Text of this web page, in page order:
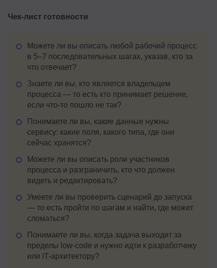
Чек-лист готовности
Можете ли вы описать любой рабочий процесс
в 5–7 последовательных шагах, указав, кто за
что отвечает?
Знаете ли вы, кто является владельцем
процесса — то есть кто принимает решение,
если что-то пошло не так?
Понимаете ли вы, какие данные нужны
сервису: какие поля, какого типа, где они
сейчас хранятся?
Можете ли вы описать роли участников
процесса и разграничить, кто что должен
видеть и редактировать?
Умеете ли вы проверить сценарий до запуска
— то есть пройти по шагам и найти, где может
сломаться?
Понимаете ли вы, когда задача выходит за
пределы low-code и нужно идти к разработчику
или IT-архитектору?